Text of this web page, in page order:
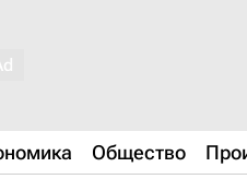
Общество